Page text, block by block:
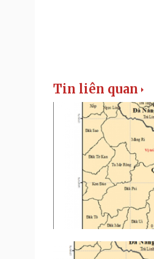
Tin liên quan